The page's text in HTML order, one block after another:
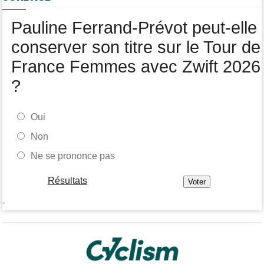
15:18
Route
Blessé, le Belge Toon Aerts, a mis un terme à sa saison 2026
Pauline Ferrand-Prévot peut-elle
conserver son titre sur le Tour de
France Femmes avec Zwift 2026
?
Oui
Non
Ne se prononce pas
Résultats
-